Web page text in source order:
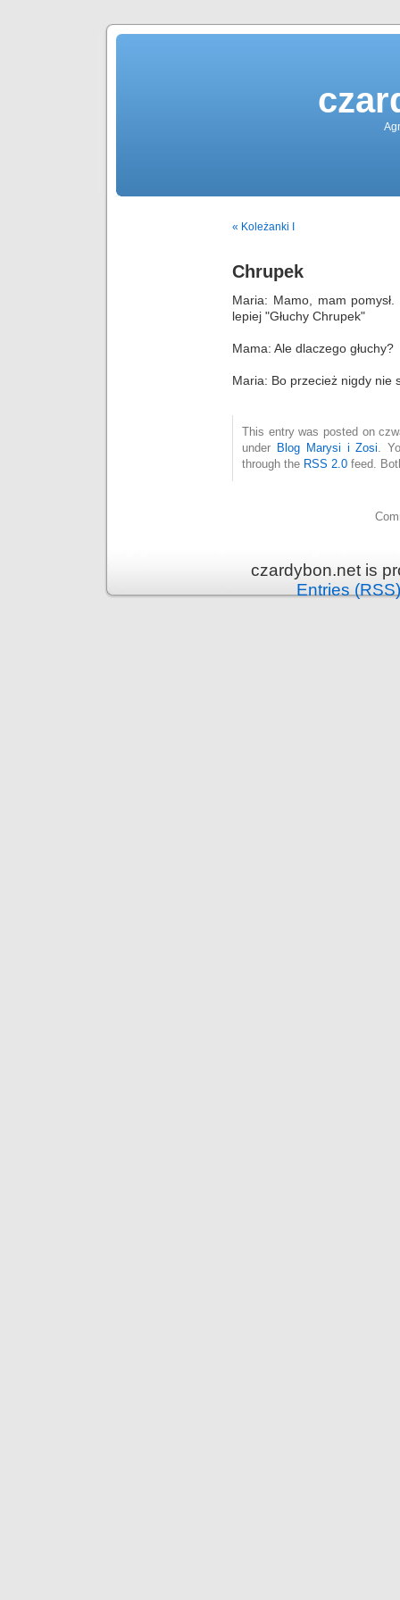
« Koleżanki I
Chrupek
Maria: Mamo, mam
lepiej "Głuchy Chrupek"
Mama: Ale dlaczego głuchy?
Maria: Bo przecież nigdy nie
This entry was posted on
under Blog Marysi i Zosi .
through the RSS 2.0 feed.
czardybon.net is
Entries (RSS)